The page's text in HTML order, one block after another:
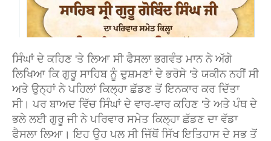
ਸਿੰਘਾਂ ਦੇ ਕਹਿਣ 'ਤੇ ਲਿਆ ਸੀ ਫੈਸਲਾ ਭਗਵੰਤ ਮਾਨ ਨੇ ਅੱਗੇ
ਲਿਖਿਆ ਕਿ ਗੁਰੂ ਸਾਹਿਬ ਨੂੰ ਦੁਸ਼ਮਣਾਂ ਦੇ ਭਰੋਸੇ 'ਤੇ ਯਕੀਨ ਨਹੀਂ ਸੀ
ਅਤੇ ਉਨ੍ਹਾਂ ਨੇ ਪਹਿਲਾਂ ਕਿਲ੍ਹਾ ਛੱਡਣ ਤੋਂ ਇਨਕਾਰ ਕਰ ਦਿੱਤਾ
ਸੀ। ਪਰ ਬਾਅਦ ਵਿੱਚ ਸਿੰਘਾਂ ਦੇ ਵਾਰ-ਵਾਰ ਕਹਿਣ 'ਤੇ ਅਤੇ ਪੰਥ ਦੇ
ਭਲੇ ਲਈ ਗੁਰੂ ਜੀ ਨੇ ਪਰਿਵਾਰ ਸਮੇਤ ਕਿਲ੍ਹਾ ਛੱਡਣ ਦਾ ਵੱਡਾ
ਫੈਸਲਾ ਲਿਆ। ਇਹ ਉਹ ਪਲ ਸੀ ਜਿੱਥੋਂ ਸਿੱਖ ਇਤਿਹਾਸ ਦੇ ਸਭ ਤੋਂ